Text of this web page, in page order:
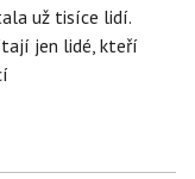
už tisíce lidí.
jen lidé, kteří